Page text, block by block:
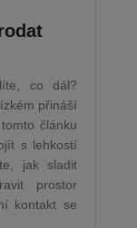
co dál?
přináší
článku
s lehkostí
jak sladit
prostor
kontakt se